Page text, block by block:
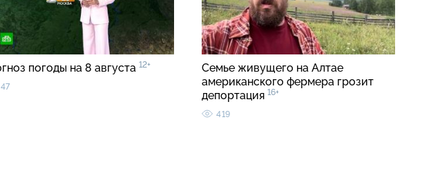
погоды на 8 августа 12+
Семье живущего на Алтае
американского фермера грозит
депортация 16+
419